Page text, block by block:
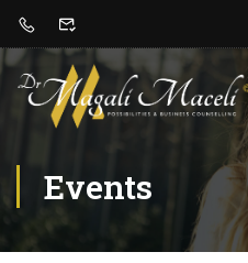
Events